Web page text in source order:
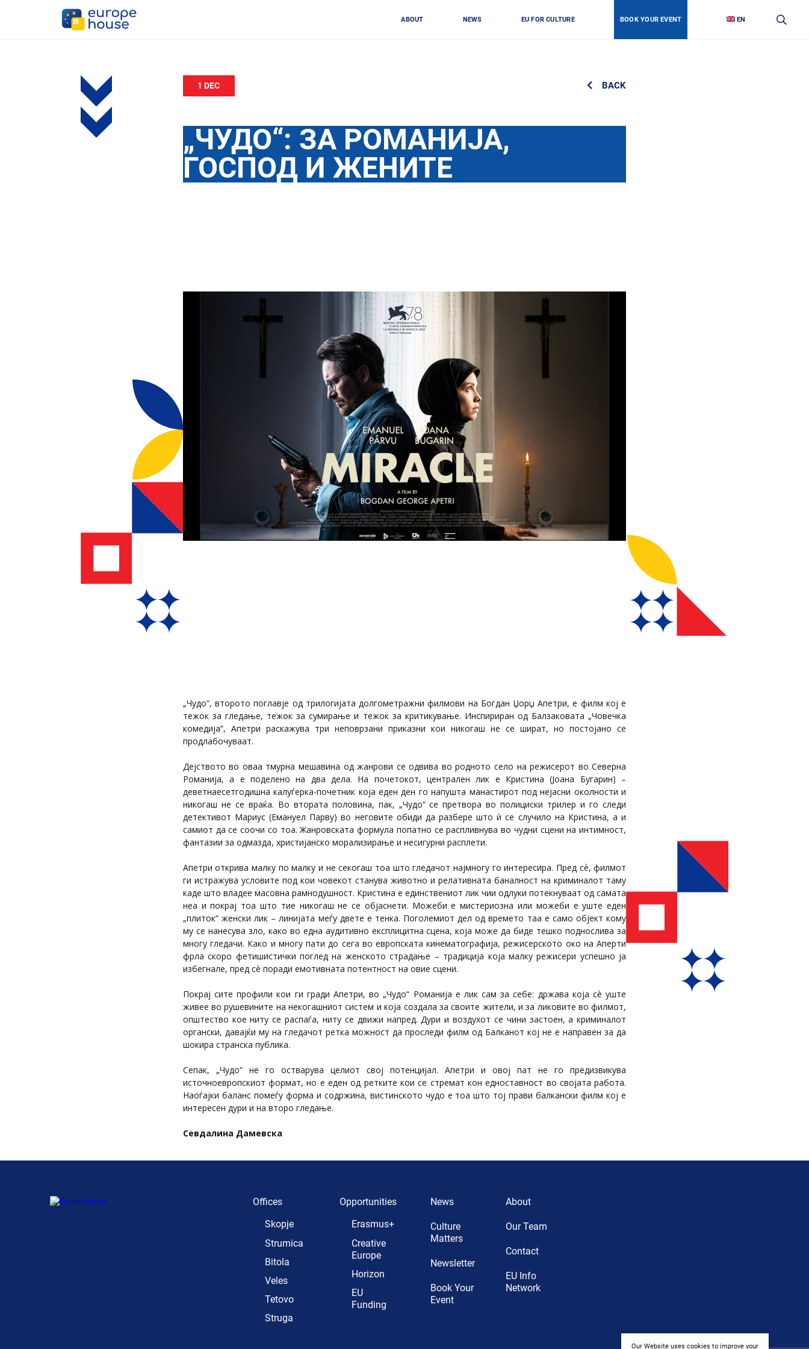
ABOUT NEWS EU FOR CULTURE BOOK YOUR EVENT EN
1 DEC BACK
„ЧУДО“: ЗА РОМАНИЈА,
ГОСПОД И ЖЕНИТЕ
„Чудо“, второто поглавје од трилогијата долгометражни филмови на Богдан Џорџ Апетри, е филм кој е
тежок за гледање, тежок за сумирање и тежок за критикување. Инспириран од Балзаковата „Човечка
комедија“, Апетри раскажува три неповрзани приказни кои никогаш не се шират, но постојано се
продлабочуваат.
Дејството во оваа тмурна мешавина од жанрови се одвива во родното село на режисерот во Северна
Романија, а е поделено на два дела. На почетокот, централен лик е Кристина (Јоана Бугарин) –
деветнаесетгодишна калуѓерка-почетник која еден ден го напушта манастирот под нејасни околности и
никогаш не се враќа. Во втората половина, пак, „Чудо“ се претвора во полициски трилер и го следи
детективот Мариус (Емануел Парву) во неговите обиди да разбере што ѝ се случило на Кристина, а и
самиот да се соочи со тоа. Жанровската формула попатно се распливнува во чудни сцени на интимност,
фантазии за одмазда, христијанско морализирање и несигурни расплети.
Апетри открива малку по малку и не секогаш тоа што гледачот најмногу го интересира. Пред сѐ, филмот
ги истражува условите под кои човекот станува животно и релативната баналност на криминалот таму
каде што владее масовна рамнодушност. Кристина е единствениот лик чии одлуки потекнуваат од самата
неа и покрај тоа што тие никогаш не се објаснети. Можеби е мистериозна или можеби е уште еден
„плиток“ женски лик – линијата меѓу двете е тенка. Поголемиот дел од времето таа е само објект кому
му се нанесува зло, како во една аудитивно експлицитна сцена, која може да биде тешко поднослива за
многу гледачи. Како и многу пати до сега во европската кинематографија, режисерското око на Аперти
фрла скоро фетишистички поглед на женското страдање – традиција која малку режисери успешно ја
избегнале, пред сè поради емотивната потентност на овие сцени.
Покрај сите профили кои ги гради Апетри, во „Чудо“ Романија е лик сам за себе: држава која сè уште
живее во рушевините на некогашниот систем и која создала за своите жители, и за ликовите во филмот,
општество кое ниту се распаѓа, ниту се движи напред. Дури и воздухот се чини застоен, а криминалот
органски, давајќи му на гледачот ретка можност да проследи филм од Балканот кој не е направен за да
шокира странска публика.
Сепак, „Чудо“ не го остварува целиот свој потенцијал. Апетри и овој пат не го предизвикува
источноевропскиот формат, но е еден од ретките кои се стремат кон едноставност во својата работа.
Наоѓајки баланс помеѓу форма и содржина, вистинското чудо е тоа што тој прави балкански филм кој е
интересен дури и на второ гледање.
Севдалина Дамевска
Offices
Skopje
Strumica
Bitola
Veles
Tetovo
Struga
Opportunities
Erasmus+
Creative
Europe
Horizon
EU
Funding
News
Culture
Matters
Newsletter
Book Your
Event
About
Our Team
Contact
EU Info
Network
Our Website uses cookies to improve your